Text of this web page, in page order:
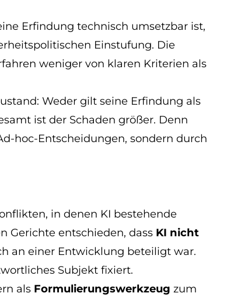
Erfindung technisch umsetzbar ist,
Einstufung. Die
weniger von klaren Kriterien als
Weder gilt seine Erfindung als
ist der Schaden größer. Denn
hoc-Entscheidungen, sondern durch
in denen KI bestehende
Gerichte entschieden, dass KI nicht
an einer Entwicklung beteiligt war.
Subjekt fixiert.
als Formulierungswerkzeug zum